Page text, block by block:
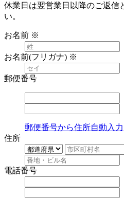
休業日は翌営業日以降のご返信
い。
お名前 ※
お名前(フリガナ) ※
郵便番号
郵便番号から住所自動入力
住所
電話番号